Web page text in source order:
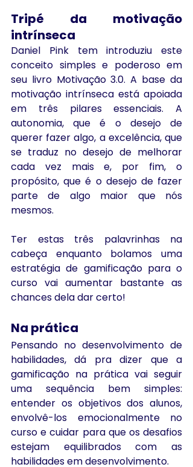
Tripé da motivação
intrínseca
Daniel Pink tem introduziu este
conceito simples e poderoso em
seu livro Motivação 3.0. A base da
motivação intrínseca está apoiada
em três pilares essenciais. A
autonomia, que é o desejo de
querer fazer algo, a excelência, que
se traduz no desejo de melhorar
cada vez mais e, por fim, o
propósito, que é o desejo de fazer
parte de algo maior que nós
mesmos.
Ter estas três palavrinhas na
cabeça enquanto bolamos uma
estratégia de gamificação para o
curso vai aumentar bastante as
chances dela dar certo!
Na prática
Pensando no desenvolvimento de
habilidades, dá pra dizer que a
gamificação na prática vai seguir
uma sequência bem simples:
entender os objetivos dos alunos,
envolvê-los emocionalmente no
curso e cuidar para que os desafios
estejam equilibrados com as
habilidades em desenvolvimento.